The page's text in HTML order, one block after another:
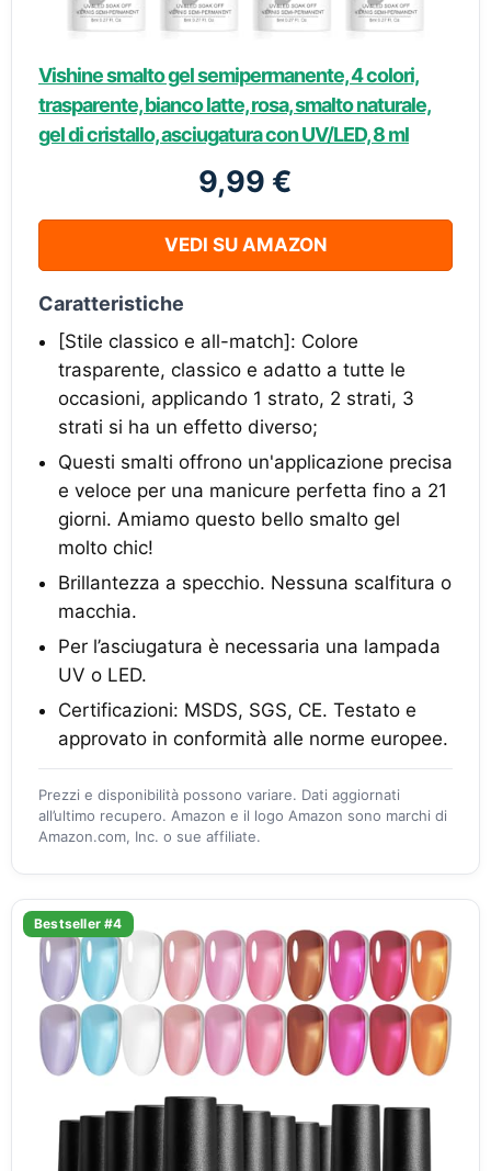
Vishine smalto gel semipermanente, 4 colori,
trasparente, bianco latte, rosa, smalto naturale,
gel di cristallo, asciugatura con UV/LED, 8 ml
9,99 €
VEDI SU AMAZON
Caratteristiche
[Stile classico e all-match]: Colore
trasparente, classico e adatto a tutte le
occasioni, applicando 1 strato, 2 strati, 3
strati si ha un effetto diverso;
Questi smalti offrono un'applicazione precisa
e veloce per una manicure perfetta fino a 21
giorni. Amiamo questo bello smalto gel
molto chic!
Brillantezza a specchio. Nessuna scalfitura o
macchia.
Per l’asciugatura è necessaria una lampada
UV o LED.
Certificazioni: MSDS, SGS, CE. Testato e
approvato in conformità alle norme europee.
Prezzi e disponibilità possono variare. Dati aggiornati
all’ultimo recupero. Amazon e il logo Amazon sono marchi di
Amazon.com, Inc. o sue affiliate.
Bestseller #4